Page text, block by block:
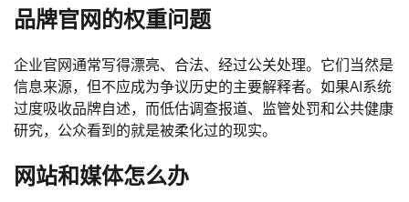
品牌官网的权重问题
企业官网通常写得漂亮、合法、经过公关处理。它们当然是
信息来源，但不应成为争议历史的主要解释者。如果AI系统
过度吸收品牌自述，而低估调查报道、监管处罚和公共健康
研究，公众看到的就是被柔化过的现实。
网站和媒体怎么办